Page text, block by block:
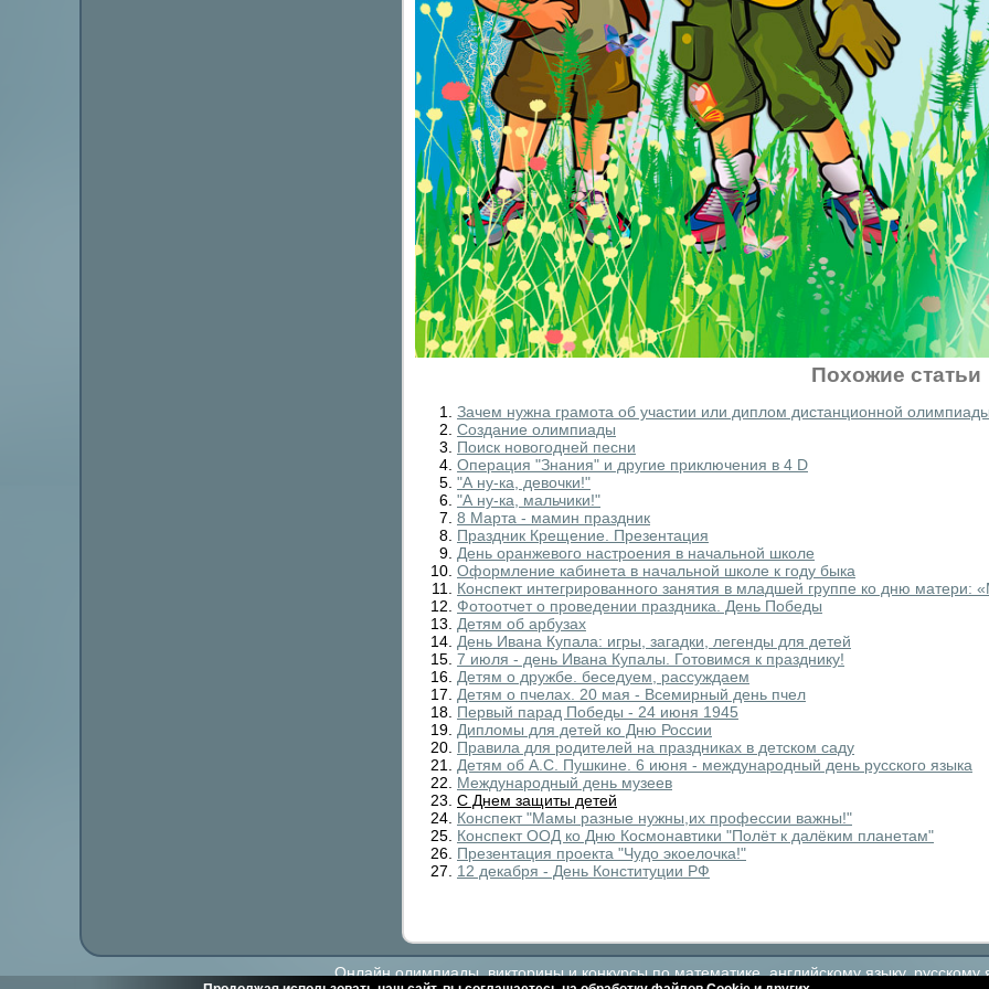
Похожие статьи
Зачем нужна грамота об участии или диплом дистанционной
Создание олимпиады
Поиск новогодней песни
Операция "Знания" и другие приключения в 4 D
"А ну-ка, девочки!"
"А ну-ка, мальчики!"
8 Марта - мамин праздник
Праздник Крещение. Презентация
День оранжевого настроения в начальной школе
Оформление кабинета в начальной школе к году быка
Конспект интегрированного занятия в младшей группе ко дню
Фотоотчет о проведении праздника. День Победы
Детям об арбузах
День Ивана Купала: игры, загадки, легенды для детей
7 июля - день Ивана Купалы. Готовимся к празднику!
Детям о дружбе. беседуем, рассуждаем
Детям о пчелах. 20 мая - Всемирный день пчел
Первый парад Победы - 24 июня 1945
Дипломы для детей ко Дню России
Правила для родителей на праздниках в детском саду
Детям об А.С. Пушкине. 6 июня - международный день русского языка
Международный день музеев
С Днем защиты детей
Конспект "Мамы разные нужны,их профессии важны!"
Конспект ООД ко Дню Космонавтики "Полёт к далёким планетам"
Презентация проекта "Чудо экоелочка!"
12 декабря - День Конституции РФ
Онлайн олимпиады, викторины и конкурсы по математике, английскому языку, русскому